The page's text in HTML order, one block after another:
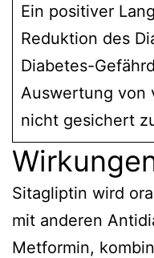
Ein positiver
Reduktion des
Diabetes-
Auswertung von
nicht gesichert
Sitagliptin wird
mit anderen
Metformin,